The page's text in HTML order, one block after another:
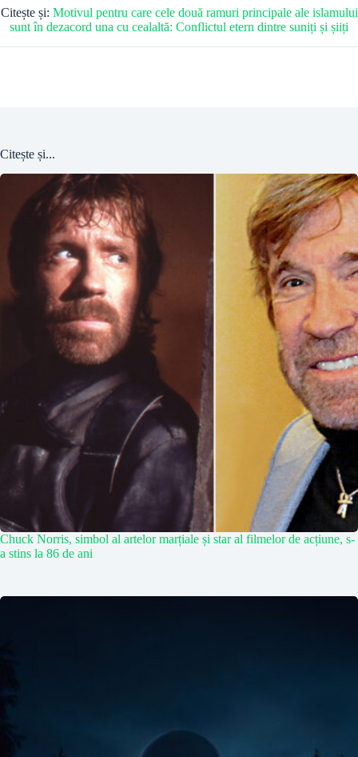
Citește și: Motivul pentru care cele două ramuri principale ale islamului
sunt în dezacord una cu cealaltă: Conflictul etern dintre suniți și șiiți
Citește și...
Chuck Norris, simbol al artelor marțiale și star al filmelor de acțiune, s-
a stins la 86 de ani